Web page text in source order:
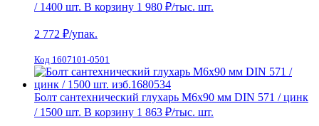
/ 1400 шт. В корзину 1 980 ₽/тыс. шт.
2 772 ₽/упак.
Код 1607101-0501
Болт сантехнический глухарь М6х90 мм DIN 571 / цинк
/ 1500 шт. В корзину 1 863 ₽/тыс. шт.